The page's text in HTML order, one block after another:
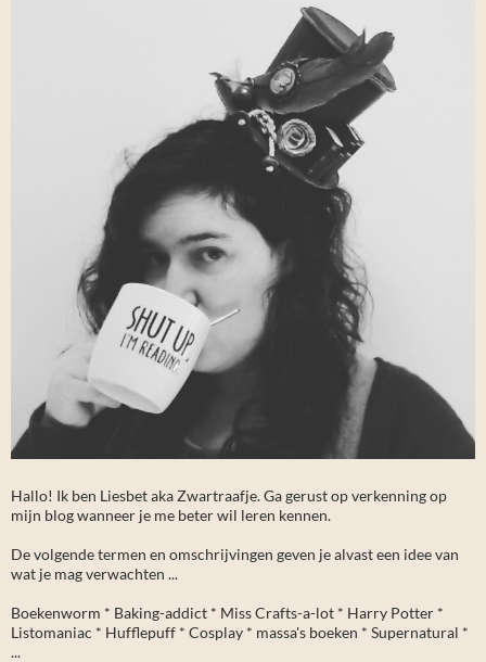
Hallo! Ik ben Liesbet aka Zwartraafje. Ga gerust op verkenning op
mijn blog wanneer je me beter wil leren kennen.
De volgende termen en omschrijvingen geven je alvast een idee van
wat je mag verwachten ...
Boekenworm * Baking-addict * Miss Crafts-a-lot * Harry Potter *
Listomaniac * Hufflepuff * Cosplay * massa's boeken * Supernatural *
...